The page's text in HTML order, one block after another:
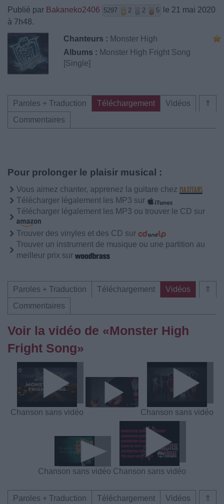
Publié par Bakaneko2406 5297 2 2 5
le 21 mai 2020
à 7h48.
Chanteurs : Monster High
Albums : Monster High Fright Song
[Single]
⇑
Paroles + Traduction Téléchargement
Vidéos
Commentaires
Pour prolonger le plaisir musical :
Vous aimez chanter, apprenez la guitare chez
Télécharger légalement les MP3 sur
Télécharger légalement les MP3 ou trouver le CD sur
Trouver des vinyles et des CD sur
Trouver un instrument de musique ou une partition au
meilleur prix sur
⇑
Paroles + Traduction Téléchargement
Vidéos
Commentaires
Voir la vidéo de «Monster High
Fright Song»
Chanson sans vidéo Chanson sans vidéo
Chanson sans vidéo Chanson sans vidéo
⇑
Paroles + Traduction Téléchargement Vidéos